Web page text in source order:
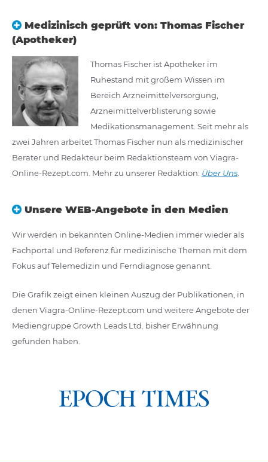
Medizinisch geprüft von: Thomas Fischer
(Apotheker)
Thomas Fischer ist Apotheker im
Ruhestand mit großem Wissen im
Bereich Arzneimittelversorgung,
Arzneimittelverblisterung sowie
Medikationsmanagement. Seit mehr als
zwei Jahren arbeitet Thomas Fischer nun als medizinischer
Berater und Redakteur beim Redaktionsteam von Viagra-
Online-Rezept.com. Mehr zu unserer Redaktion: Über Uns
Unsere WEB-Angebote in den Medien
Wir werden in bekannten Online-Medien immer wieder als
Fachportal und Referenz für medizinische Themen mit dem
Fokus auf Telemedizin und Ferndiagnose genannt.
Die Grafik zeigt einen kleinen Auszug der Publikationen, in
denen Viagra-Online-Rezept.com und weitere Angebote der
Mediengruppe Growth Leads Ltd. bisher Erwähnung
gefunden haben.